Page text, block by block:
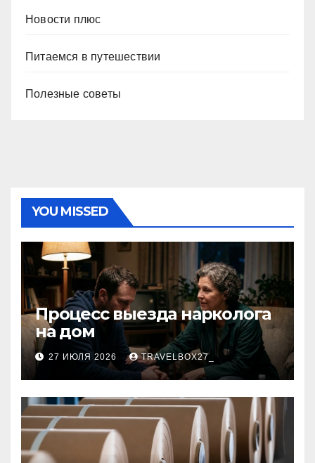
Новости плюс
Питаемся в путешествии
Полезные советы
YOU MISSED
Процесс выезда нарколога
на дом
27 ИЮЛЯ 2026 TRAVELBOX27_